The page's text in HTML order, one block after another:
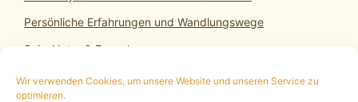
Wir verwenden Cookies, um unsere Website und unseren Service zu
optimieren.
Persönliche Erfahrungen und Wandlungswege
SeinsNatur & Erwachen